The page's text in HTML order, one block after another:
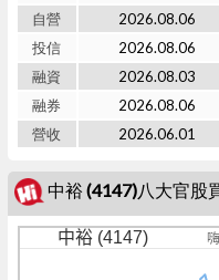
自營
2026.08.06
投信
2026.08.06
融資
2026.08.03
融券
2026.08.06
營收
2026.06.01
中裕 (4147)八大官股
中裕 (4147)